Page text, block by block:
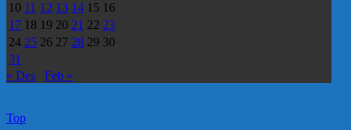
10 11 12 13 14 15 16
17 18 19 20 21 22 23
24 25 26 27 28 29 30
31
« Des
Feb »
Top